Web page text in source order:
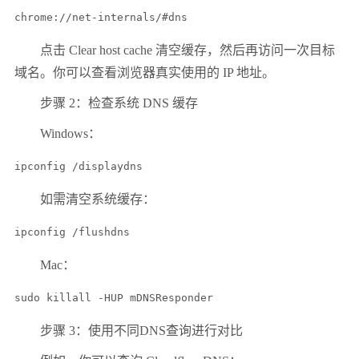
点击 Clear host cache 清空缓存，然后再访问一次目标
域名。你可以查看浏览器真实使用的 IP 地址。
步骤 2：检查系统 DNS 缓存
Windows：
ipconfig /displaydns
如需清空系统缓存：
ipconfig /flushdns
Mac：
步骤 3：使用不同DNS查询进行对比